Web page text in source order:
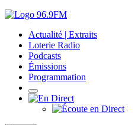
Actualité | Extraits
Loterie Radio
Podcasts
Émissions
Programmation